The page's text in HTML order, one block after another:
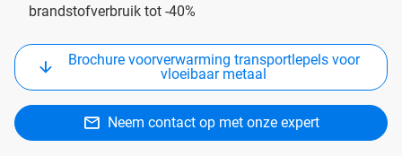
brandstofverbruik tot -40%
Brochure voorverwarming transportlepels voor
vloeibaar metaal
Neem contact op met onze expert